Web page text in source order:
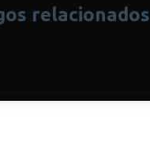
relacionados